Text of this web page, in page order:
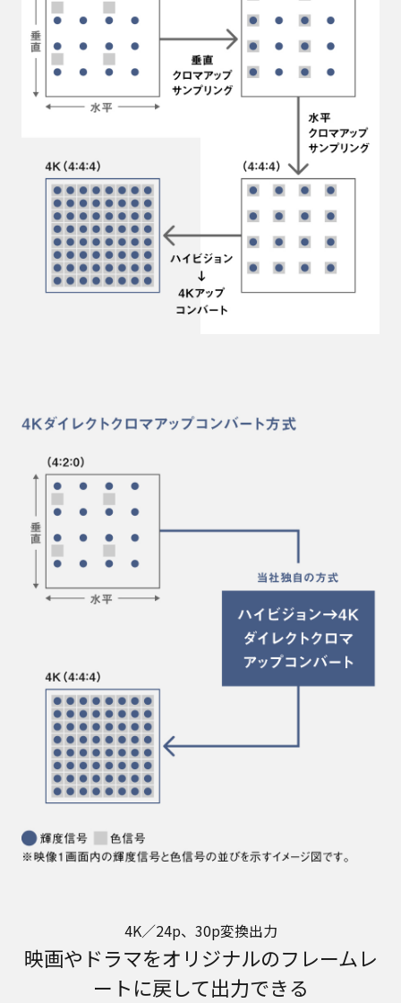
4K／24p、30p変換出力
映画やドラマをオリジナルのフレームレ
ートに戻して出力できる